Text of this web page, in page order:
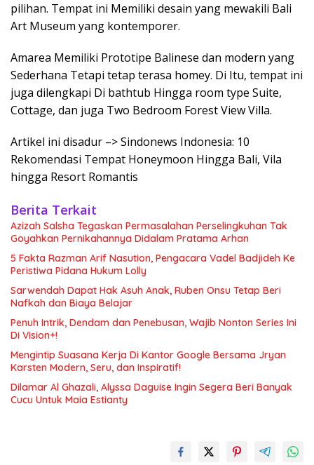
pilihan. Tempat ini Memiliki desain yang mewakili Bali
Art Museum yang kontemporer.
Amarea Memiliki Prototipe Balinese dan modern yang
Sederhana Tetapi tetap terasa homey. Di Itu, tempat ini
juga dilengkapi Di bathtub Hingga room type Suite,
Cottage, dan juga Two Bedroom Forest View Villa.
Artikel ini disadur –> Sindonews Indonesia: 10
Rekomendasi Tempat Honeymoon Hingga Bali, Vila
hingga Resort Romantis
Berita Terkait
Azizah Salsha Tegaskan Permasalahan Perselingkuhan Tak
Goyahkan Pernikahannya Didalam Pratama Arhan
5 Fakta Razman Arif Nasution, Pengacara Vadel Badjideh Ke
Peristiwa Pidana Hukum Lolly
Sarwendah Dapat Hak Asuh Anak, Ruben Onsu Tetap Beri
Nafkah dan Biaya Belajar
Penuh Intrik, Dendam dan Penebusan, Wajib Nonton Series Ini
Di Vision+!
Mengintip Suasana Kerja Di Kantor Google Bersama Jryan
Karsten Modern, Seru, dan Inspiratif!
Dilamar Al Ghazali, Alyssa Daguise Ingin Segera Beri Banyak
Cucu Untuk Maia Estianty